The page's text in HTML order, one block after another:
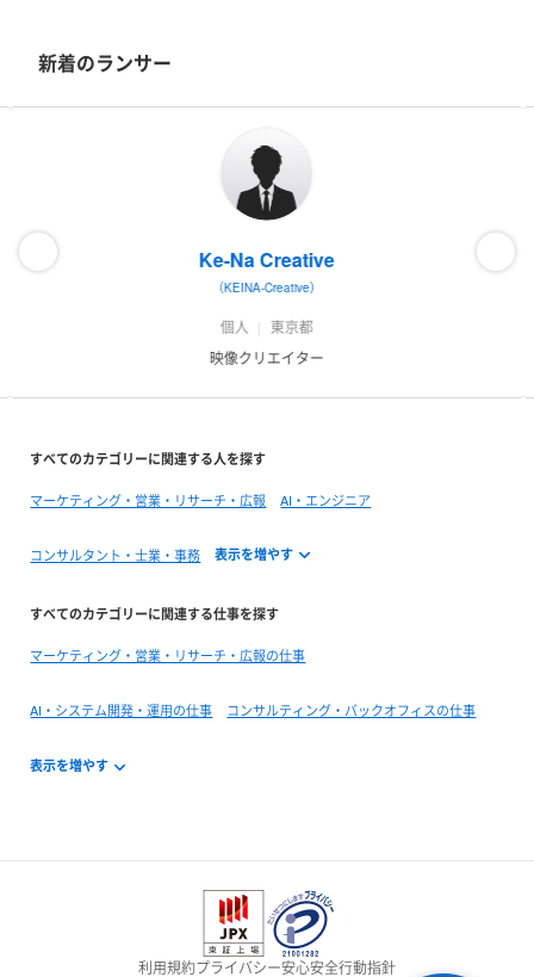
新着のランサー
Ke-Na Creative
（KEINA-Creative）
個人
東京都
映像クリエイター
すべてのカテゴリーに関連する人を探す
マーケティング・営業・リサーチ・広報 AI・エンジニア
コンサルタント・士業・事務
すべてのカテゴリーに関連する仕事を探す
マーケティング・営業・リサーチ・広報の仕事
AI・システム開発・運用の仕事 コンサルティング・バックオフィスの仕事
利用規約プライバシー安心安全行動指針